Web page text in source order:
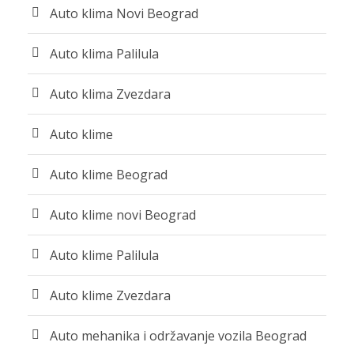
Auto klima Novi Beograd
Auto klima Palilula
Auto klima Zvezdara
Auto klime
Auto klime Beograd
Auto klime novi Beograd
Auto klime Palilula
Auto klime Zvezdara
Auto mehanika i održavanje vozila Beograd